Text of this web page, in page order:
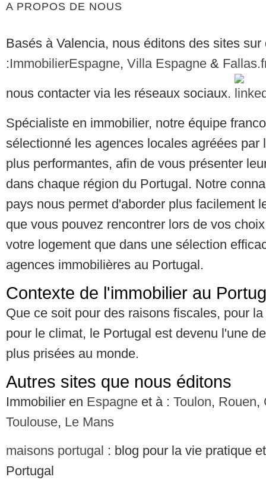
A PROPOS DE NOUS
Basés à Valencia, nous éditons des sites
:ImmobilierEspagne, Villa Espagne &
nous contacter via les réseaux sociaux.
Spécialiste en immobilier, notre équipe
sélectionné les agences locales agréées par
plus performantes, afin de vous présenter
dans chaque région du Portugal. Notre
pays nous permet d'aborder plus facilement
que vous pouvez rencontrer lors de vos
votre logement que dans une sélection
agences immobilières au Portugal.
Contexte de l'immobilier au
Que ce soit pour des raisons fiscales, pour
pour le climat, le Portugal est devenu l'une
plus prisées au monde.
Autres sites que nous éditons
Immobilier en Espagne et à : Toulon, Rouen,
Toulouse, Le Mans
maisons portugal : blog pour la vie pratique
Portugal